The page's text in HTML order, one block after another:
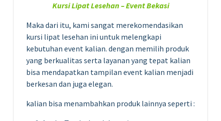
Kursi Lipat Lesehan – Event Bekasi
Maka dari itu, kami sangat merekomendasikan
kursi lipat lesehan ini untuk melengkapi
kebutuhan event kalian. dengan memilih produk
yang berkualitas serta layanan yang tepat kalian
bisa mendapatkan tampilan event kalian menjadi
berkesan dan juga elegan.
kalian bisa menambahkan produk lainnya seperti :